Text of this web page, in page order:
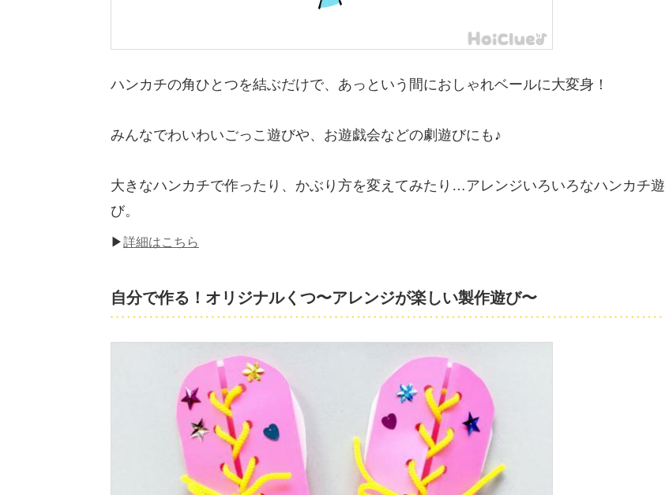
ハンカチの角ひとつを結ぶだけで、あっという間におしゃれベールに大変身！
みんなでわいわいごっこ遊びや、お遊戯会などの劇遊びにも♪
大きなハンカチで作ったり、かぶり方を変えてみたり…アレンジいろいろなハンカチ遊
び。
▶詳細はこちら
自分で作る！オリジナルくつ〜アレンジが楽しい製作遊び〜